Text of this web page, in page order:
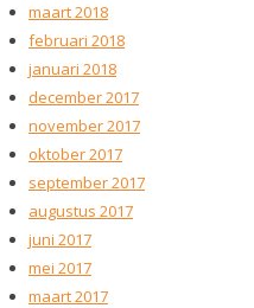
maart 2018
februari 2018
januari 2018
december 2017
november 2017
oktober 2017
september 2017
augustus 2017
juni 2017
mei 2017
maart 2017